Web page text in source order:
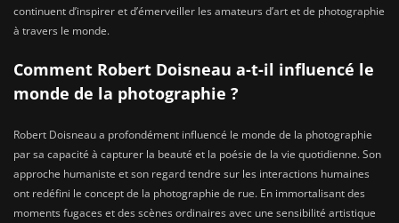
continuent d’inspirer et d’émerveiller les amateurs d’art et de photographie
à travers le monde.
Comment Robert Doisneau a-t-il influencé le
monde de la photographie ?
Robert Doisneau a profondément influencé le monde de la photographie
par sa capacité à capturer la beauté et la poésie de la vie quotidienne. Son
approche humaniste et son regard tendre sur les interactions humaines
ont redéfini le concept de la photographie de rue. En immortalisant des
moments fugaces et des scènes ordinaires avec une sensibilité artistique